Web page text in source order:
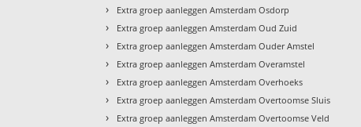
› Extra groep aanleggen Amsterdam Osdorp
› Extra groep aanleggen Amsterdam Oud Zuid
› Extra groep aanleggen Amsterdam Ouder Amstel
› Extra groep aanleggen Amsterdam Overamstel
› Extra groep aanleggen Amsterdam Overhoeks
› Extra groep aanleggen Amsterdam Overtoomse Sluis
› Extra groep aanleggen Amsterdam Overtoomse Veld